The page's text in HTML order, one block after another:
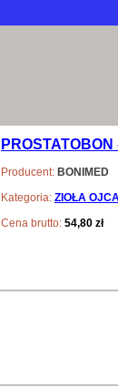
Producent: BONIMED
Kategoria: ZIOŁA
Cena brutto: 54,80 zł